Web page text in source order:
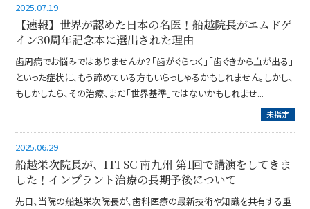
2025.07.19
【速報】世界が認めた日本の名医！船越院長がエムドゲ
イン30周年記念本に選出された理由
歯周病でお悩みではありませんか？「歯がぐらつく」「歯ぐきから血が出る」
といった症状に、もう諦めている方もいらっしゃるかもしれません。しかし、
もしかしたら、その治療、まだ「世界基準」ではないかもしれませ...
未指定
2025.06.29
船越栄次院長が、ITI SC 南九州 第1回で講演をしてきま
した！インプラント治療の長期予後について
先日、当院の船越栄次院長が、歯科医療の最新技術や知識を共有する重